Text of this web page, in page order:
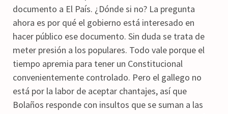
documento a El País. ¿Dónde si no? La pregunta
ahora es por qué el gobierno está interesado en
hacer público ese documento. Sin duda se trata de
meter presión a los populares. Todo vale porque el
tiempo apremia para tener un Constitucional
convenientemente controlado. Pero el gallego no
está por la labor de aceptar chantajes, así que
Bolaños responde con insultos que se suman a las